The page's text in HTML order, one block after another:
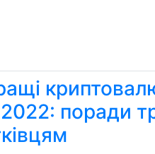
2022: поради